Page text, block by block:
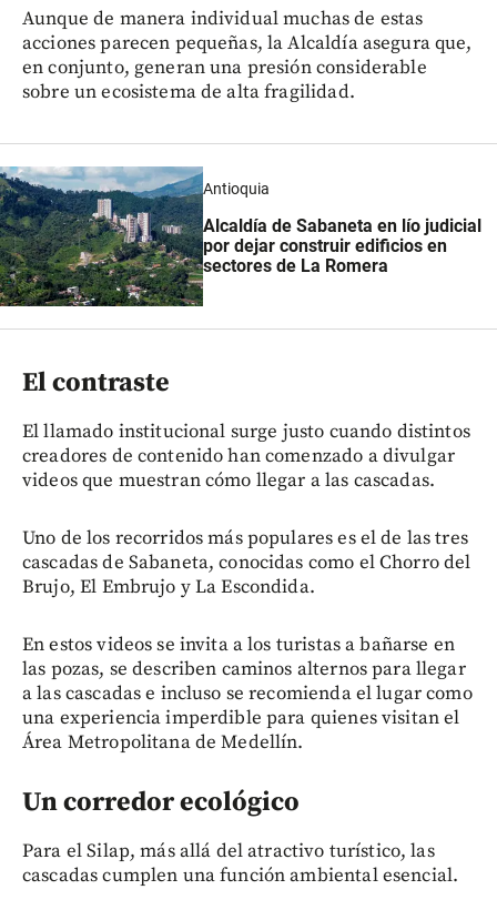
Aunque de manera individual muchas de estas
acciones parecen pequeñas, la Alcaldía asegura que,
en conjunto, generan una presión considerable
sobre un ecosistema de alta fragilidad.
Antioquia
Alcaldía de Sabaneta en lío judicial
por dejar construir edificios en
sectores de La Romera
El contraste
El llamado institucional surge justo cuando distintos
creadores de contenido han comenzado a divulgar
videos que muestran cómo llegar a las cascadas.
Uno de los recorridos más populares es el de las tres
cascadas de Sabaneta, conocidas como el Chorro del
Brujo, El Embrujo y La Escondida.
En estos videos se invita a los turistas a bañarse en
las pozas, se describen caminos alternos para llegar
a las cascadas e incluso se recomienda el lugar como
una experiencia imperdible para quienes visitan el
Área Metropolitana de Medellín.
Un corredor ecológico
Para el Silap, más allá del atractivo turístico, las
cascadas cumplen una función ambiental esencial.